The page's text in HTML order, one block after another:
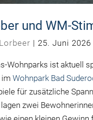
und WM-
| 25. Juni 2026
Wohnparks ist aktuell
imWohnpark Bad
für zusätzliche
zwei